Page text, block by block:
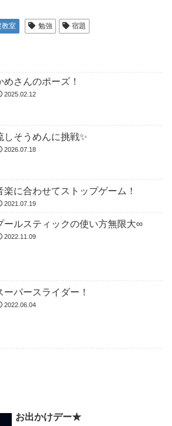
教室 勉強 宿題
めさんのポーズ！
2025.02.12
しそうめんに挑戦✨
2026.07.18
楽に合わせてストップゲーム！
2021.07.19
ールスティックの使い方無限大∞
2022.11.09
ーパースライダー！
2022.06.04
お出かけデー★